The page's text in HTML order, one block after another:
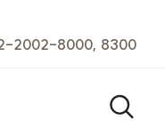
2002-8000, 8300
검색열기